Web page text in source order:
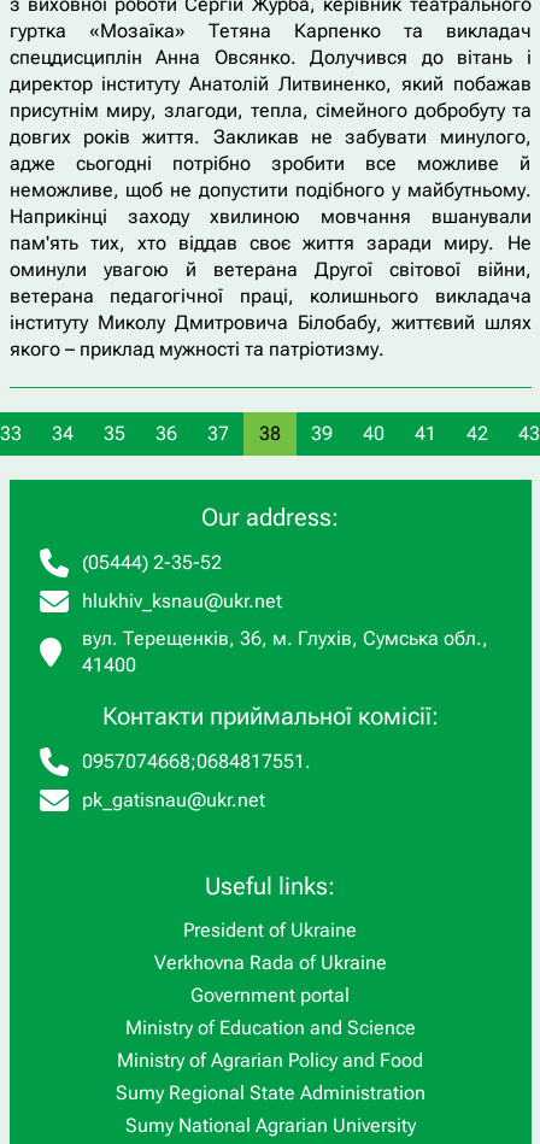
гуртка «Мозаїка» Тетяна Карпенко та викладач
спецдисциплін Анна Овсянко. Долучився до вітань і
директор інституту Анатолій Литвиненко, який побажав
присутнім миру, злагоди, тепла, сімейного добробуту та
довгих років життя. Закликав не забувати минулого,
адже сьогодні потрібно зробити все можливе й
неможливе, щоб не допустити подібного у майбутньому.
Наприкінці заходу хвилиною мовчання вшанували
пам'ять тих, хто віддав своє життя заради миру. Не
оминули увагою й ветерана Другої світової війни,
ветерана педагогічної праці, колишнього викладача
інституту Миколу Дмитровича Білобабу, життєвий шлях
якого – приклад мужності та патріотизму.
33 34 35 36 37 38 39 40 41 42 43
Our address:
(05444) 2-35-52
hlukhiv_ksnau@ukr.net
вул. Терещенків, 36, м. Глухів, Сумська обл.,
41400
Контакти приймальної комісії:
0957074668;0684817551 .
pk_gatisnau@ukr.net
Useful links:
President of Ukraine
Verkhovna Rada of Ukraine
Government portal
Ministry of Education and Science
Ministry of Agrarian Policy and Food
Sumy Regional State Administration
Sumy National Agrarian University